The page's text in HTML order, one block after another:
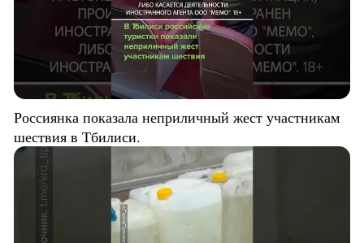
Россиянка показала неприличный жест участникам
шествия в Тбилиси.